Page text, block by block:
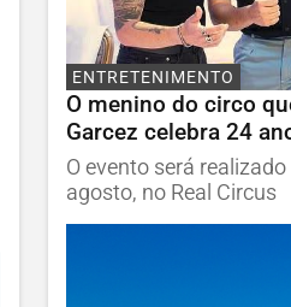
ENTRETENIMENTO
O menino do circo
Garcez celebra 24
O evento será
agosto, no Real Circus